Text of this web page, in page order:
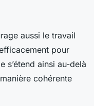
aussi le travail
pour
s’étend ainsi au-delà
cohérente